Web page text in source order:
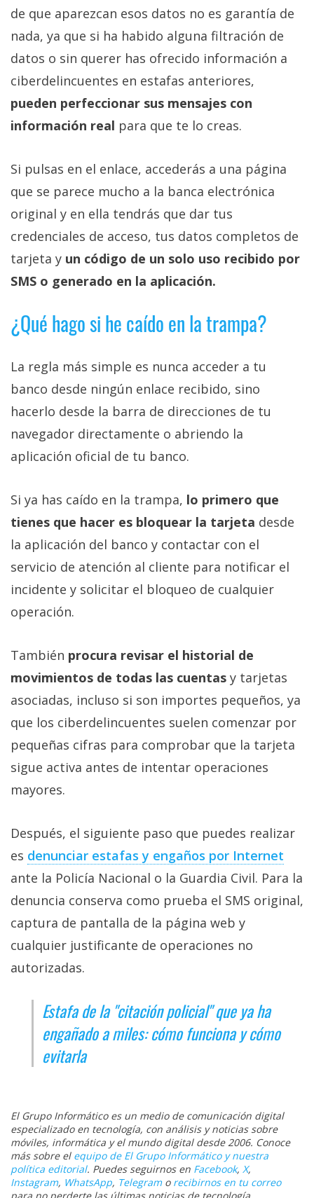
de que aparezcan esos datos no es garantía de
nada, ya que si ha habido alguna filtración de
datos o sin querer has ofrecido información a
ciberdelincuentes en estafas anteriores,
pueden perfeccionar sus mensajes con
información real para que te lo creas.
Si pulsas en el enlace, accederás a una página
que se parece mucho a la banca electrónica
original y en ella tendrás que dar tus
credenciales de acceso, tus datos completos de
tarjeta y un código de un solo uso recibido por
SMS o generado en la aplicación.
¿Qué hago si he caído en la trampa?
La regla más simple es nunca acceder a tu
banco desde ningún enlace recibido, sino
hacerlo desde la barra de direcciones de tu
navegador directamente o abriendo la
aplicación oficial de tu banco.
Si ya has caído en la trampa, lo primero que
tienes que hacer es bloquear la tarjeta desde
la aplicación del banco y contactar con el
servicio de atención al cliente para notificar el
incidente y solicitar el bloqueo de cualquier
operación.
También procura revisar el historial de
movimientos de todas las cuentas y tarjetas
asociadas, incluso si son importes pequeños, ya
que los ciberdelincuentes suelen comenzar por
pequeñas cifras para comprobar que la tarjeta
sigue activa antes de intentar operaciones
mayores.
Después, el siguiente paso que puedes realizar
es denunciar estafas y engaños por Internet‎
ante la Policía Nacional o la Guardia Civil. Para la
denuncia conserva como prueba el SMS original,
captura de pantalla de la página web y
cualquier justificante de operaciones no
autorizadas.
Estafa de la "citación policial" que ya ha
engañado a miles: cómo funciona y cómo
evitarla
El Grupo Informático es un medio de comunicación digital
especializado en tecnología, con análisis y noticias sobre
móviles, informática y el mundo digital desde 2006. Conoce
más sobre el equipo de El Grupo Informático y nuestra
política editorial. Puedes seguirnos en Facebook, X,
Instagram, WhatsApp, Telegramo recibirnos en tu correo
para no perderte las últimas noticias de tecnología.